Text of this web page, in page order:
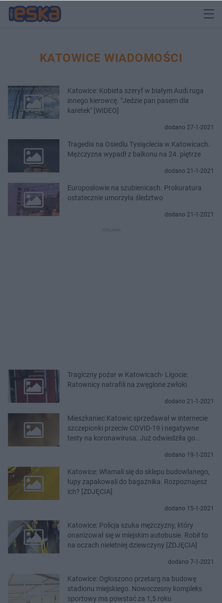
KATOWICE WIADOMOŚCI
Katowice: Kobieta szeryf w białym Audi ruga
innego kierowcę. "Jedzie pan pasem dla
karetek" [WIDEO]
dodano 27-1-2021
Tragedia na Osiedlu Tysiąclecia w Katowicach.
Mężczyzna wypadł z balkonu na 24. piętrze
dodano 21-1-2021
Europosłowie na szubienicach. Prokuratura
ostatecznie umorzyła śledztwo
dodano 21-1-2021
Tragiczny pożar w Katowicach- Ligocie.
Ratownicy natrafili na zwęglone zwłoki
dodano 21-1-2021
Mieszkaniec Katowic sprzedawał w internecie
szczepionki przeciw COVID-19 i negatywne
testy na koronawirusa. Już odwiedziła go
dodano 19-1-2021
Katowice: Włamali się do sklepu budowlanego,
łupy zapakowali do bagażnika. Rozpoznajesz
ich? [ZDJĘCIA]
dodano 15-1-2021
Katowice: Policja szuka mężczyzny, który
onanizował się w miejskim autobusie. Robił to
na oczach nieletniej dziewczyny [ZDJĘCIA]
dodano 7-1-2021
Katowice: Ogłoszono przetarg na budowę
stadionu miejskiego. Nowoczesny kompleks
sportowy ma powstać za 1,5 roku